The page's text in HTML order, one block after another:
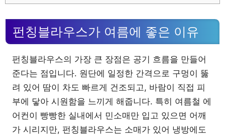
펀칭블라우스가 여름에 좋은 이유
펀칭블라우스의 가장 큰 장점은 공기 흐름을 만들어
준다는 점입니다. 원단에 일정한 간격으로 구멍이 뚫
려 있어 땀이 차도 빠르게 건조되고, 바람이 직접 피
부에 닿아 시원함을 느끼게 해줍니다. 특히 여름철 에
어컨이 빵빵한 실내에서 민소매만 입고 있으면 어깨
가 시리지만, 펀칭블라우스는 소매가 있어 냉방에도